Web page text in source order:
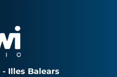
Illes Balears